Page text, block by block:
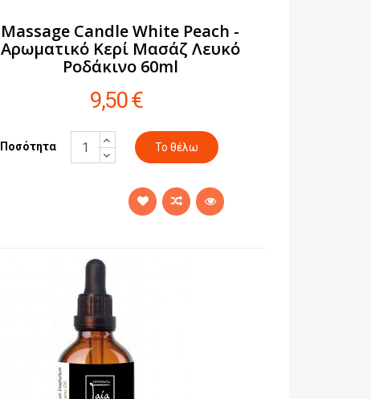
Massage Candle White Peach -
Αρωματικό Κερί Μασάζ Λευκό
Ροδάκινο 60ml
9,50 €
Ποσότητα